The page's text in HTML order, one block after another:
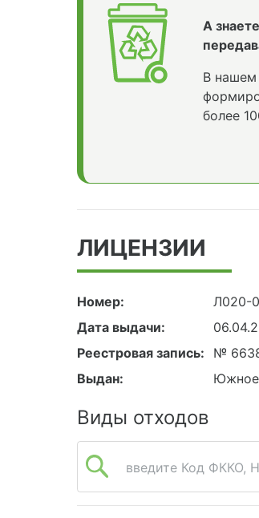
А
В нашем
более
ЛИЦЕНЗИИ
Номер:
Л020-
Дата выдачи:
Реестровая запись:
№
Выдан:
Южное
Виды отходов
введите Код ФККО,